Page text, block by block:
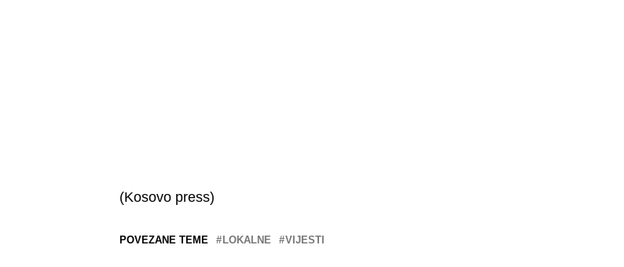
(Kosovo press)
POVEZANE TEME LOKALNE VIJESTI